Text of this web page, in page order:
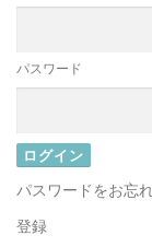
パスワード
パスワードをお忘
登録